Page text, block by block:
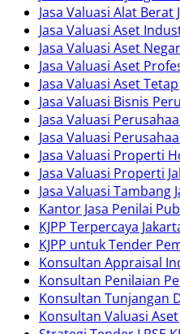
Jasa Valuasi Alat Berat
Jasa Valuasi Aset
Jasa Valuasi Aset
Jasa Valuasi Aset
Jasa Valuasi Aset
Jasa Valuasi Bisnis
Jasa Valuasi
Jasa Valuasi
Jasa Valuasi Properti
Jasa Valuasi Properti
Jasa Valuasi Tambang
Kantor Jasa Penilai
KJPP Terpercaya
KJPP untuk Tender
Konsultan Appraisal
Konsultan Penilaian
Konsultan Tunjangan
Konsultan Valuasi Aset